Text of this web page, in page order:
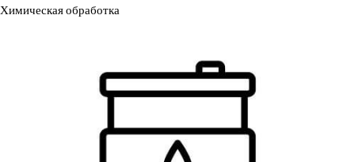
Химическая обработка